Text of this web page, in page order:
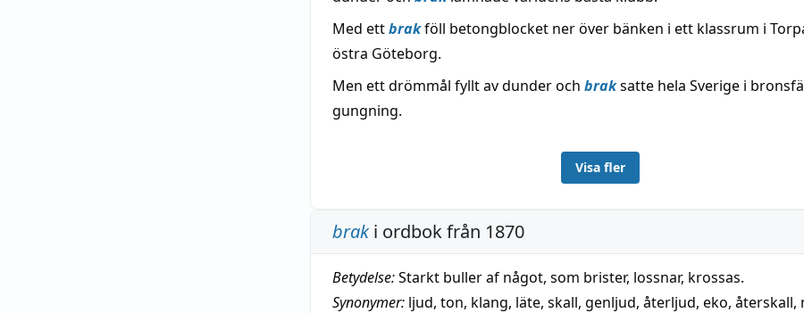
Med ettbrakföll betongblocket ner över bänken i ett klassrum i
östra Göteborg.
Men ett drömmål fyllt av dunder och braksatte hela Sverige i
gungning.
Visa fler
braki ordbok från 1870
Betydelse:Starkt buller af något, som brister, lossnar, krossas.
Synonymer: ljud, ton, klang, läte, skall, genljud, återljud, eko, återskall,